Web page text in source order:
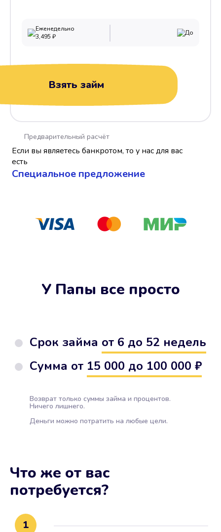
Еженедельно
3,495 ₽ До
Взять займ
Если вы являетесь банкротом, то у нас для вас
есть
Cпециальное предложение
Предварительный расчёт
У Папы все просто
Срок займа от 6 до 52 недель
Сумма от 15 000 до 100 000 ₽
Возврат только суммы займа и процентов.
Ничего лишнего.
Деньги можно потратить на любые цели.
Что же от вас
потребуется?
1